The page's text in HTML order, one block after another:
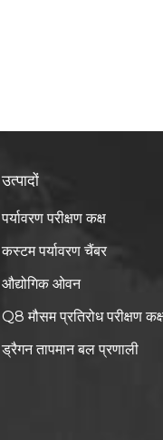
उत्पादों
पर्यावरण परीक्षण कक्ष
कस्टम पर्यावरण चैंबर
औद्योगिक ओवन
Q8 मौसम प्रतिरोध परीक्षण
ड्रैगन तापमान बल प्रणाली